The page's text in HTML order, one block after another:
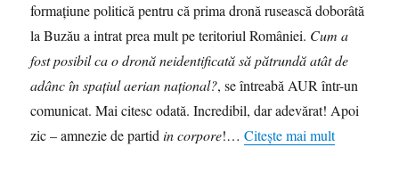
formațiune politică pentru că prima dronă rusească doborâtă
la Buzău a intrat prea mult pe teritoriul României. Cum a
fost posibil ca o dronă neidentificată să pătrundă atât de
adânc în spaţiul aerian naţional?, se întreabă AUR într-un
comunicat. Mai citesc odată. Incredibil, dar adevărat! Apoi
zic – amnezie de partidin corpore!…Citește mai mult